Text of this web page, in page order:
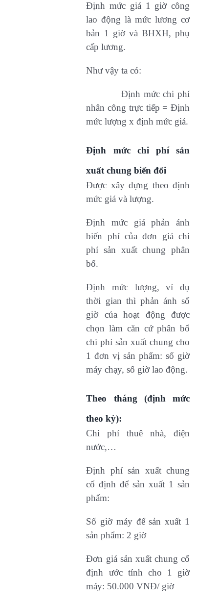
Định mức giá 1 giờ công
lao động là mức lương cơ
bản 1 giờ và BHXH, phụ
cấp lương.​
Như vậy ta có:
Định mức chi phí
nhân công trực tiếp = Định
mức lượng x định mức giá.
Định mức chi phí sản
xuất chung biến đổi
Được xây dựng theo định
mức giá và lượng.
Định mức giá phản ánh
biến phí của đơn giá chi
phí sản xuất chung phân
bổ.
Định mức lượng, ví dụ
thời gian thì phản ánh số
giờ của hoạt động được
chọn làm căn cứ phân bổ
chi phí sản xuất chung cho
1 đơn vị sản phẩm: số giờ
máy chạy, số giờ lao động.
Theo tháng (định mức
theo kỳ):
Chi phí thuê nhà, điện
nước,…
Định phí sản xuất chung
cố định để sản xuất 1 sản
phẩm:
Số giờ máy để sản xuất 1
sản phẩm: 2 giờ
Đơn giá sản xuất chung cố
định ước tính cho 1 giờ
máy: 50.000 VNĐ/ giờ